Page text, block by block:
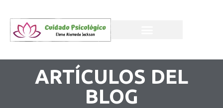
ARTÍCULOS DEL
BLOG